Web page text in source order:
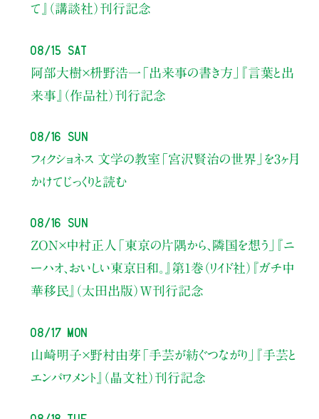
て』（講談社）刊行記念
08/15 Sat
阿部大樹×枡野浩一 「出来事の書き方」
『言葉と出
来事』（作品社）刊行記念
08/16 Sun
フィクショネス 文学の教室 「宮沢賢治の世界」を3ヶ月
かけてじっくりと読む
08/16 Sun
ZON×中村正人 「東京の片隅から、隣国を想う」
『ニ
ーハオ、おいしい東京日和。』第1巻（リイド社） 『ガチ中
華移民』（太田出版）W刊行記念
08/17 Mon
山崎明子×野村由芽 「手芸が紡ぐつながり」
『手芸と
エンパワメント』（晶文社）刊行記念